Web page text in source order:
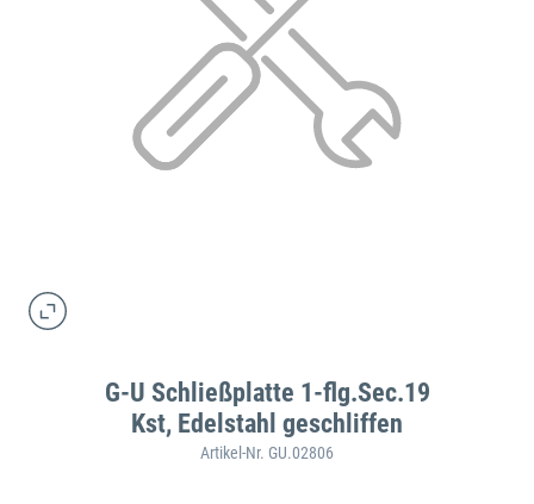
G-U Schließplatte 1-flg.Sec.19
Kst, Edelstahl geschliffen
Artikel-Nr. GU.02806